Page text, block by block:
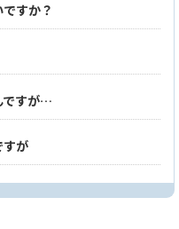
すか？
ですが…
すが